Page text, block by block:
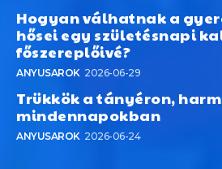
Hogyan válhatnak a
hősei egy születésnapi
főszereplőivé?
ANYUSAROK 2026-06-29
Trükkök a tányéron,
mindennapokban
ANYUSAROK 2026-06-24